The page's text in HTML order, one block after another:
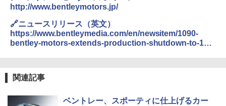
http://www.bentleymotors.jp/
🔗ニュースリリース（英文）
https://www.bentleymedia.com/en/newsitem/1090-
bentley-motors-extends-production-shutdown-to-11-
関連記事
ベントレー、スポーティに仕上げるカー